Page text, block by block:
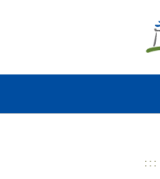
:::